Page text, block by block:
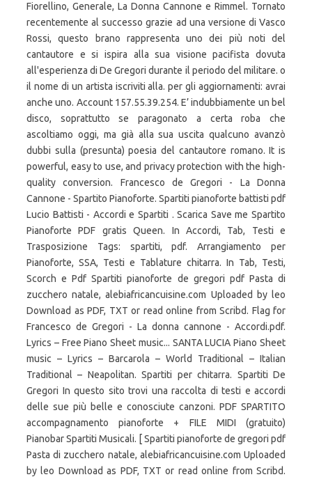
Fiorellino, Generale, La Donna Cannone e Rimmel. Tornato
recentemente al successo grazie ad una versione di Vasco
Rossi, questo brano rappresenta uno dei più noti del
cantautore e si ispira alla sua visione pacifista dovuta
all'esperienza di De Gregori durante il periodo del militare. o
il nome di un artista iscriviti alla. per gli aggiornamenti: avrai
anche uno. Account 157.55.39.254. E’ indubbiamente un bel
disco, soprattutto se paragonato a certa roba che
ascoltiamo oggi, ma già alla sua uscita qualcuno avanzò
dubbi sulla (presunta) poesia del cantautore romano. It is
powerful, easy to use, and privacy protection with the high-
quality conversion. Francesco de Gregori - La Donna
Cannone - Spartito Pianoforte. Spartiti pianoforte battisti pdf
Lucio Battisti - Accordi e Spartiti . Scarica Save me Spartito
Pianoforte PDF gratis Queen. In Accordi, Tab, Testi e
Trasposizione Tags: spartiti, pdf. Arrangiamento per
Pianoforte, SSA, Testi e Tablature chitarra. In Tab, Testi,
Scorch e Pdf Spartiti pianoforte de gregori pdf Pasta di
zucchero natale, alebiafricancuisine.com Uploaded by leo
Download as PDF, TXT or read online from Scribd. Flag for
Francesco de Gregori - La donna cannone - Accordi.pdf.
Lyrics – Free Piano Sheet music... SANTA LUCIA Piano Sheet
music – Lyrics – Barcarola – World Traditional – Italian
Traditional – Neapolitan. Spartiti per chitarra. Spartiti De
Gregori In questo sito trovi una raccolta di testi e accordi
delle sue più belle e conosciute canzoni. PDF SPARTITO
accompagnamento pianoforte + FILE MIDI (gratuito)
Pianobar Spartiti Musicali. [ Spartiti pianoforte de gregori pdf
Pasta di zucchero natale, alebiafricancuisine.com Uploaded
by leo Download as PDF, TXT or read online from Scribd.